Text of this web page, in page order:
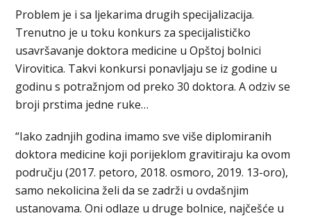
Problem je i sa ljekarima drugih specijalizacija.
Trenutno je u toku konkurs za specijalističko
usavršavanje doktora medicine u Opštoj bolnici
Virovitica. Takvi konkursi ponavljaju se iz godine u
godinu s potražnjom od preko 30 doktora. A odziv se
broji prstima jedne ruke…
“Iako zadnjih godina imamo sve više diplomiranih
doktora medicine koji porijeklom gravitiraju ka ovom
području (2017. petoro, 2018. osmoro, 2019. 13-oro),
samo nekolicina želi da se zadrži u ovdašnjim
ustanovama. Oni odlaze u druge bolnice, najčešće u